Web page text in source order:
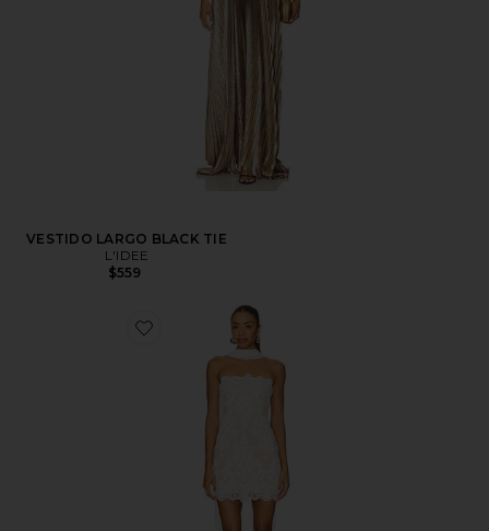
VESTIDO LARGO BLACK TIE
L'IDEE
$559